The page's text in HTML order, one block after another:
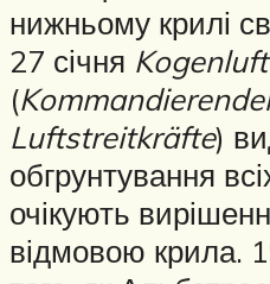
нижньому крилі
27 січня Kogenluft
(
Luftstreitkräfte)
обгрунтування
очікують
відмовою крила.